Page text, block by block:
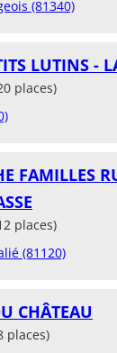
(81340)
LUTINS -
places)
FAMILLES
places)
(81120)
CHÂTEAU
places)